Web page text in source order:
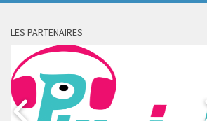
LES PARTENAIRES